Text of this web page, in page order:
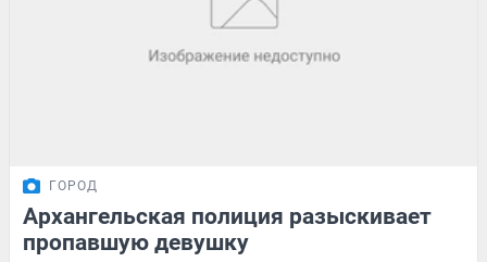
ГОРОД
Архангельская полиция разыскивает
пропавшую девушку